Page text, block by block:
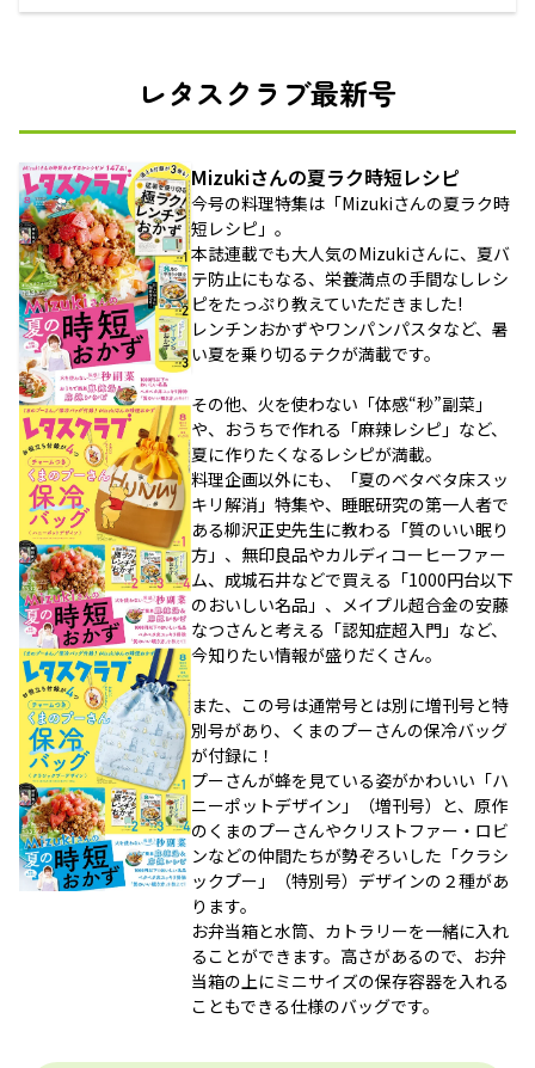
レタスクラブ最新号
Mizukiさんの夏ラク時短レシピ
今号の料理特集は「Mizukiさんの夏ラク時
短レシピ」。
本誌連載でも大人気のMizukiさんに、夏バ
テ防止にもなる、栄養満点の手間なしレシ
ピをたっぷり教えていただきました!
レンチンおかずやワンパンパスタなど、暑
い夏を乗り切るテクが満載です。
その他、火を使わない「体感“秒”副菜」
や、おうちで作れる「麻辣レシピ」など、
夏に作りたくなるレシピが満載。
料理企画以外にも、「夏のベタベタ床スッ
キリ解消」特集や、睡眠研究の第一人者で
ある柳沢正史先生に教わる「質のいい眠り
方」、無印良品やカルディコーヒーファー
ム、成城石井などで買える「1000円台以下
のおいしい名品」、メイプル超合金の安藤
なつさんと考える「認知症超入門」など、
今知りたい情報が盛りだくさん。
また、この号は通常号とは別に増刊号と特
別号があり、くまのプーさんの保冷バッグ
が付録に！
プーさんが蜂を見ている姿がかわいい「ハ
ニーポットデザイン」（増刊号）と、原作
のくまのプーさんやクリストファー・ロビ
ンなどの仲間たちが勢ぞろいした「クラシ
ックプー」（特別号）デザインの２種があ
ります。
お弁当箱と水筒、カトラリーを一緒に入れ
ることができます。高さがあるので、お弁
当箱の上にミニサイズの保存容器を入れる
こともできる仕様のバッグです。